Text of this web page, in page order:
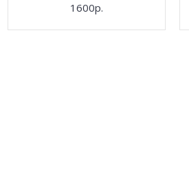
1600р.